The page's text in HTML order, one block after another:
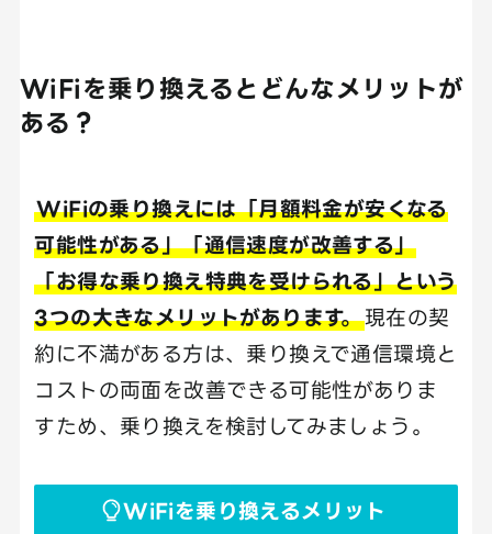
WiFiを乗り換えるとどんなメリットが
ある？
WiFiの乗り換えには「月額料金が安くなる
可能性がある」「通信速度が改善する」
「お得な乗り換え特典を受けられる」という
3つの大きなメリットがあります。現在の契
約に不満がある方は、乗り換えで通信環境と
コストの両面を改善できる可能性がありま
すため、乗り換えを検討してみましょう。
WiFiを乗り換えるメリット